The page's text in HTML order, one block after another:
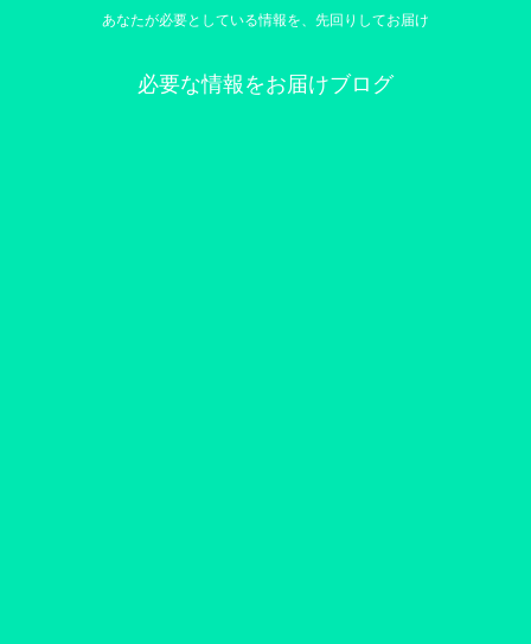
あなたが必要としている情報を、先回りしてお届け
必要な情報をお届けブログ